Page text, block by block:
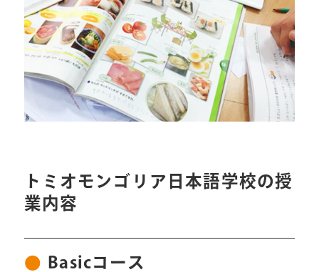
トミオモンゴリア日本語学校の授
業内容
Basicコース